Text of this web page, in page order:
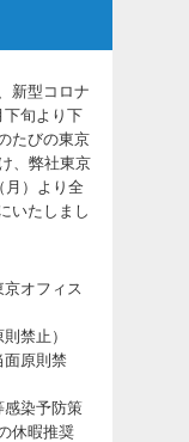
新型コロナ
下旬より下
たびの東京
、弊社東京
月）より全
いたしまし
オフィス
禁止）
原則禁
感染予防策
休暇推奨